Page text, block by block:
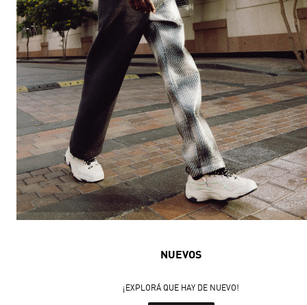
NUEVOS
¡EXPLORÁ QUE HAY DE NUEVO!